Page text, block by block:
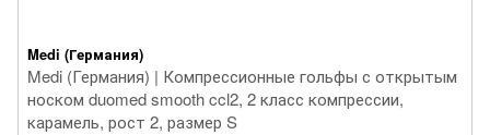
Medi (Германия)
Medi (Германия) | Компрессионные гольфы с открытым
носком duomed smooth ccl2, 2 класс компрессии,
карамель, рост 2, размер S